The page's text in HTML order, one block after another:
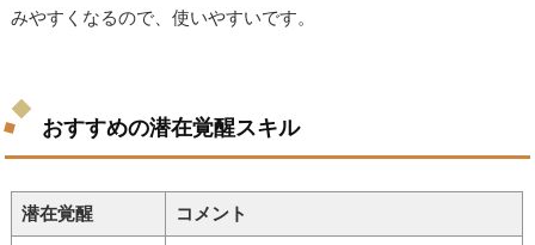
みやすくなるので、使いやすいです。
おすすめの潜在覚醒スキル
潜在覚醒 コメント